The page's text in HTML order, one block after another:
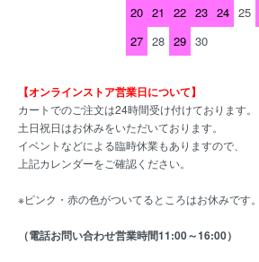
20 21 22 23 24 25
27 28 29 30
【オンラインストア営業日について】
カートでのご注文は24時間受け付けております。
土日祝日はお休みをいただいております。
イベントなどによる臨時休業もありますので、
上記カレンダーをご確認ください。
※ピンク・赤の色がついてるところはお休みです。
（電話お問い合わせ営業時間11:00～16:00）